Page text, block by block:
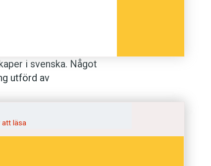
i svenska. Något
utförd av
har länge varit
I våras aviserade
att läsa